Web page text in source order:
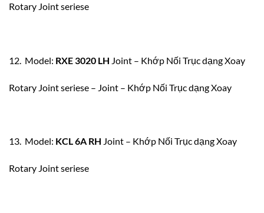
Rotary Joint seriese
12. Model: RXE 3020 LH Joint – Khớp Nối Trục dạng Xoay
Rotary Joint seriese – Joint – Khớp Nối Trục dạng Xoay
13. Model: KCL 6A RH Joint – Khớp Nối Trục dạng Xoay
Rotary Joint seriese